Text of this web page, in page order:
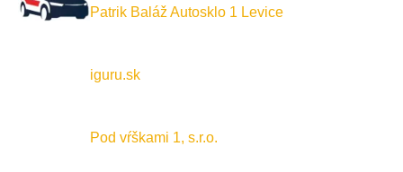
Patrik Baláž Autosklo 1 Levice
iguru.sk
Pod vŕškami 1, s.r.o.